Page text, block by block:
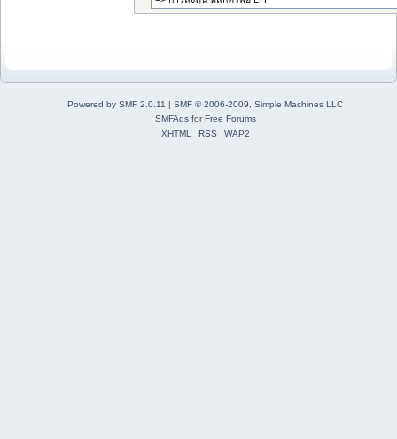
Powered by SMF 2.0.11 | SMF © 2006-2009, Simple Machines LLC
SMFAdsforFree Forums
XHTML
RSS WAP2